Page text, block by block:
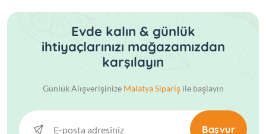
Evde kalın & günlük
ihtiyaçlarınızı mağazamızdan
karşılayın
Günlük Alışverişinize Malatya Siparişile başlayın
Başvur